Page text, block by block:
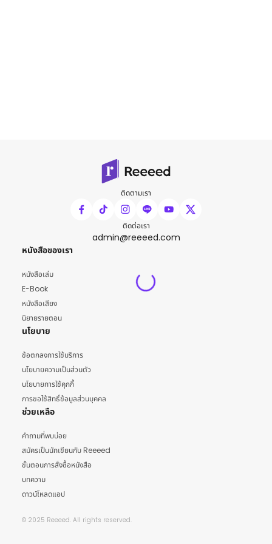
ติดตามเรา
ติดต่อเรา
admin@reeeed.com
หนังสือของเรา
หนังสือเล่ม
E-Book
หนังสือเสียง
นิยายรายตอน
นโยบาย
ข้อตกลงการใช้บริการ
นโยบายความเป็นส่วนตัว
นโยบายการใช้คุกกี้
การขอใช้สิทธิ์ข้อมูลส่วนบุคคล
ช่วยเหลือ
คำถามที่พบบ่อย
สมัครเป็นนักเขียนกับ Reeeed
ขั้นตอนการสั่งซื้อหนังสือ
บทความ
ดาวน์โหลดแอป
© 2025 Reeeed. All rights reserved.